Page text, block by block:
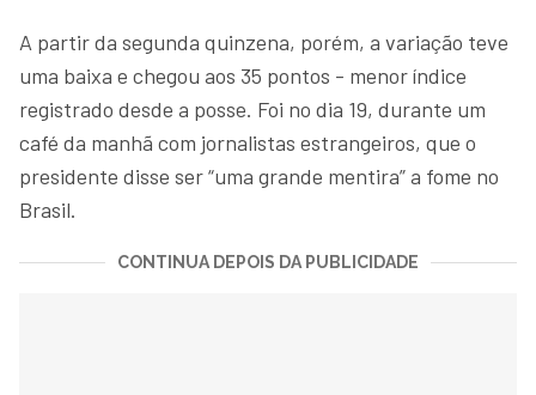
A partir da segunda quinzena, porém, a variação teve
uma baixa e chegou aos 35 pontos - menor índice
registrado desde a posse. Foi no dia 19, durante um
café da manhã com jornalistas estrangeiros, que o
presidente disse ser “uma grande mentira” a fome no
Brasil.
CONTINUA DEPOIS DA PUBLICIDADE